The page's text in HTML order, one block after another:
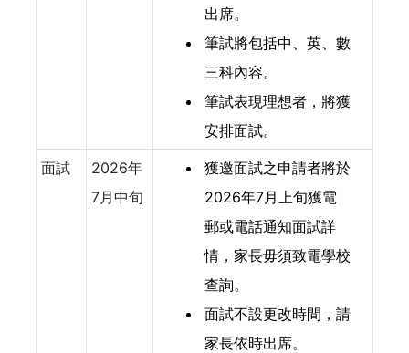
出席。
筆試將包括中、英、數
三科內容。
筆試表現理想者，將獲
安排面試。
面試
2026年
7月中旬
獲邀面試之申請者將於
2026年7月上旬獲電
郵或電話通知面試詳
情，家長毋須致電學校
查詢。
面試不設更改時間，請
家長依時出席。